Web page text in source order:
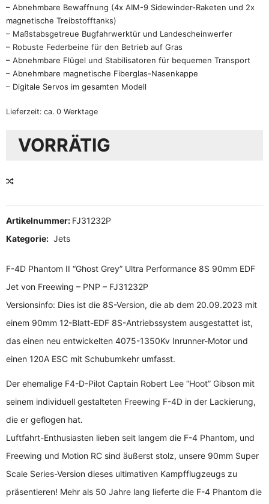
– Abnehmbare Bewaffnung (4x AIM-9 Sidewinder-Raketen und 2x
magnetische Treibstofftanks)
– Maßstabsgetreue Bugfahrwerktür und Landescheinwerfer
– Robuste Federbeine für den Betrieb auf Gras
– Abnehmbare Flügel und Stabilisatoren für bequemen Transport
– Abnehmbare magnetische Fiberglas-Nasenkappe
– Digitale Servos im gesamten Modell
Lieferzeit: ca. 0 Werktage
VORRÄTIG
Artikelnummer: FJ31232P
Kategorie: Jets
F-4D Phantom II “Ghost Grey” Ultra Performance 8S 90mm EDF
Jet von Freewing – PNP – FJ31232P
Versionsinfo: Dies ist die 8S-Version, die ab dem 20.09.2023 mit
einem 90mm 12-Blatt-EDF 8S-Antriebssystem ausgestattet ist,
das einen neu entwickelten 4075-1350Kv Inrunner-Motor und
einen 120A ESC mit Schubumkehr umfasst.
Der ehemalige F4-D-Pilot Captain Robert Lee “Hoot” Gibson mit
seinem individuell gestalteten Freewing F-4D in der Lackierung,
die er geflogen hat.
Luftfahrt-Enthusiasten lieben seit langem die F-4 Phantom, und
Freewing und Motion RC sind äußerst stolz, unsere 90mm Super
Scale Series-Version dieses ultimativen Kampfflugzeugs zu
präsentieren! Mehr als 50 Jahre lang lieferte die F-4 Phantom die